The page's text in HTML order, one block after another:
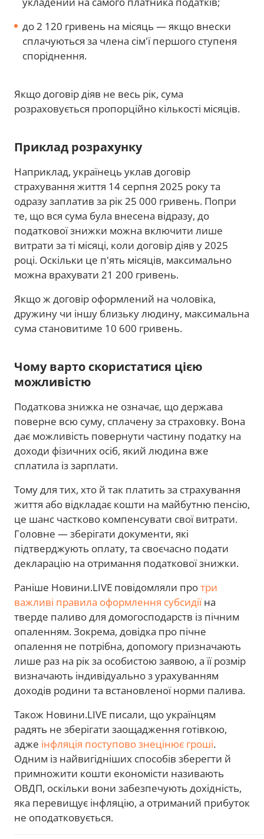
до 2 120 гривень на місяць — якщо внески
сплачуються за члена сім'ї першого ступеня
споріднення.
Якщо договір діяв не весь рік, сума
розраховується пропорційно кількості місяців.
Приклад розрахунку
Наприклад, українець уклав договір
страхування життя 14 серпня 2025 року та
одразу заплатив за рік 25 000 гривень. Попри
те, що вся сума була внесена відразу, до
податкової знижки можна включити лише
витрати за ті місяці, коли договір діяв у 2025
році. Оскільки це п'ять місяців, максимально
можна врахувати 21 200 гривень.
Якщо ж договір оформлений на чоловіка,
дружину чи іншу близьку людину, максимальна
сума становитиме 10 600 гривень.
Чому варто скористатися цією
можливістю
Податкова знижка не означає, що держава
поверне всю суму, сплачену за страховку. Вона
дає можливість повернути частину податку на
доходи фізичних осіб, який людина вже
сплатила із зарплати.
Тому для тих, хто й так платить за страхування
життя або відкладає кошти на майбутню пенсію,
це шанс частково компенсувати свої витрати.
Головне — зберігати документи, які
підтверджують оплату, та своєчасно подати
декларацію на отримання податкової знижки.
Раніше Новини.LIVE повідомляли протри
важливі правила оформлення субсидіїна
тверде паливо для домогосподарств із пічним
опаленням. Зокрема, довідка про пічне
опалення не потрібна, допомогу призначають
лише раз на рік за особистою заявою, а її розмір
визначають індивідуально з урахуванням
доходів родини та встановленої норми палива.
Також Новини.LIVE писали, що українцям
радять не зберігати заощадження готівкою,
адже інфляція поступово знецінює гроші.
Одним із найвигідніших способів зберегти й
примножити кошти економісти називають
ОВДП, оскільки вони забезпечують дохідність,
яка перевищує інфляцію, а отриманий прибуток
не оподатковується.